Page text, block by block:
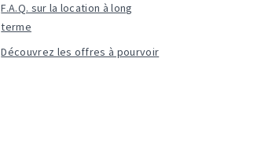
F.A.Q. sur la location à long
terme
Découvrez les offres à pourvoir